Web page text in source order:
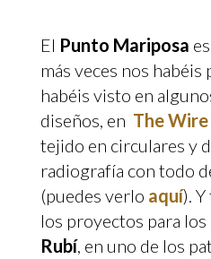
El Punto Mariposa
más veces nos
habéis visto en
diseños, en The
tejido en circulares y
radiografía con todo
(puedes verlo aquí).
los proyectos para los
Rubí, en uno de los